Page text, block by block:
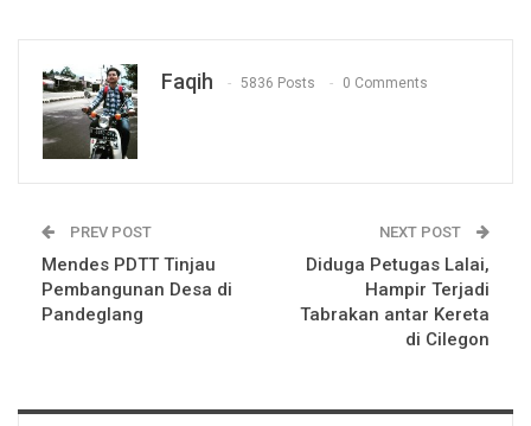
Faqih 5836 Posts 0 Comments
PREV POST
Mendes PDTT Tinjau
Pembangunan Desa di
Pandeglang
NEXT POST
Diduga Petugas Lalai,
Hampir Terjadi
Tabrakan antar Kereta
di Cilegon